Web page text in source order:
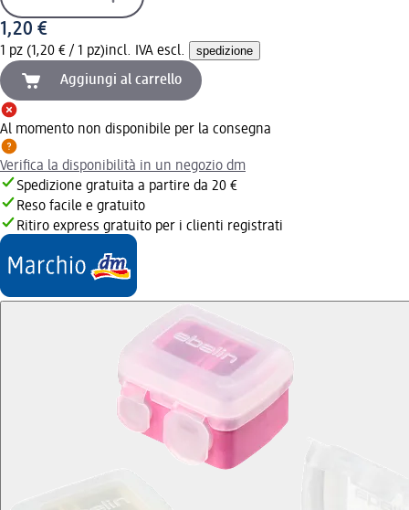
1,20 €
1 pz (1,20 € / 1 pz)incl. IVA escl. spedizione
Aggiungi al carrello
Al momento non disponibile per la consegna
Verifica la disponibilità in un negozio dm
Spedizione gratuita a partire da 20 €
Reso facile e gratuito
Ritiro express gratuito per i clienti registrati